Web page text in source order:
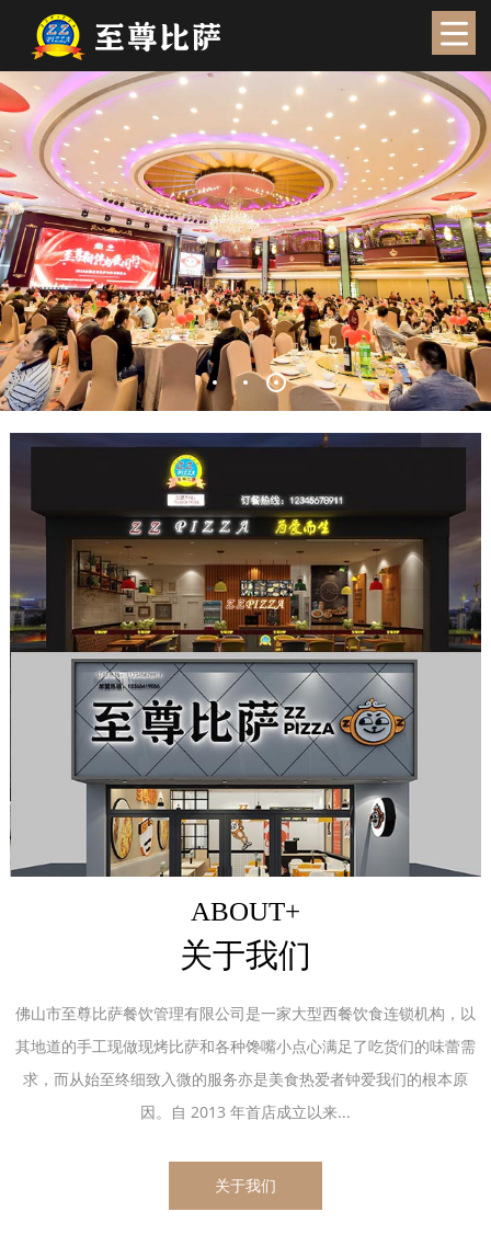
ABOUT+
关于我们
佛山市至尊比萨餐饮管理有限公司是一家大型西餐饮食连锁机构，以
其地道的手工现做现烤比萨和各种馋嘴小点心满足了吃货们的味蕾需
求，而从始至终细致入微的服务亦是美食热爱者钟爱我们的根本原
因。自 2013 年首店成立以来...
关于我们